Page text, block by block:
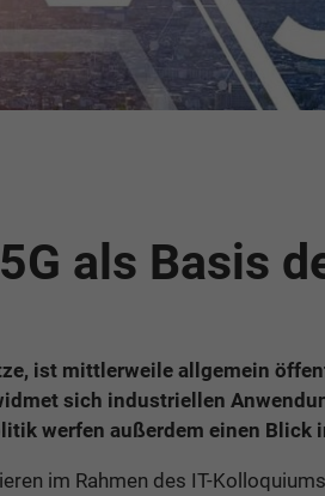
als Basis
ist mittlerweile allgemein
sich industriellen
werfen außerdem einen Blick
im Rahmen des IT-